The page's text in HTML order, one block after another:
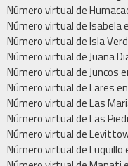
Número virtual de
Número virtual de Isabela
Número virtual de Isla
Número virtual de Juana
Número virtual de Juncos
Número virtual de Lares
Número virtual de Las
Número virtual de Las
Número virtual de
Número virtual de Luquillo